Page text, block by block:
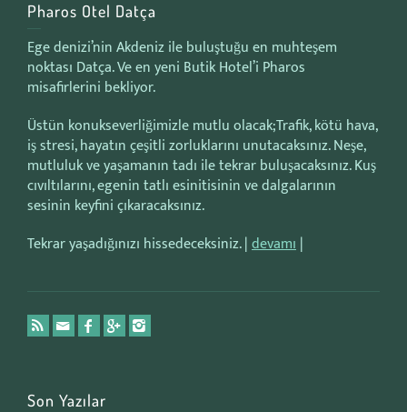
Pharos Otel Datça
Ege denizi’nin Akdeniz ile buluştuğu en muhteşem
noktası Datça. Ve en yeni Butik Hotel’i Pharos
misafirlerini bekliyor.
Üstün konukseverliğimizle mutlu olacak;Trafik, kötü hava,
iş stresi, hayatın çeşitli zorluklarını unutacaksınız. Neşe,
mutluluk ve yaşamanın tadı ile tekrar buluşacaksınız. Kuş
cıvıltılarını, egenin tatlı esinitisinin ve dalgalarının
sesinin keyfini çıkaracaksınız.
Tekrar yaşadığınızı hissedeceksiniz. |devamı|
Son Yazılar